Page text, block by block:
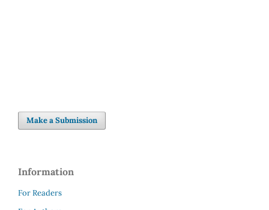
Make a Submission
Information
For Readers